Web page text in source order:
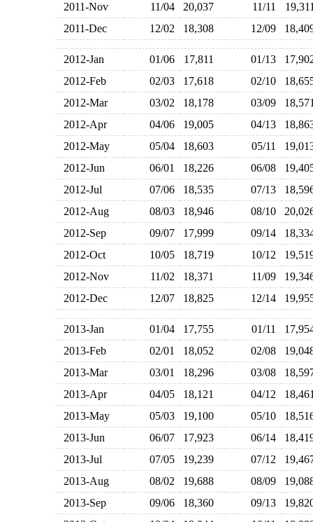
2011-Nov
11/04 20,037 11/11
2011-Dec
12/02 18,308 12/09
2012-Jan 01/06 17,811 01/13
2012-Feb
02/03 17,618 02/10
2012-Mar
03/02 18,178 03/09
2012-Apr
04/06 19,005 04/13
2012-May
05/04 18,603 05/11
2012-Jun
06/01 18,226 06/08
2012-Jul
07/06 18,535 07/13
2012-Aug
08/03 18,946 08/10
2012-Sep
09/07 17,999 09/14
2012-Oct
10/05 18,719 10/12
2012-Nov
11/02 18,371 11/09
2012-Dec
12/07 18,825 12/14
2013-Jan 01/04 17,755 01/11
2013-Feb
02/01 18,052 02/08
2013-Mar
03/01 18,296 03/08
2013-Apr
04/05 18,121 04/12
2013-May
05/03 19,100 05/10
2013-Jun
06/07 17,923 06/14
2013-Jul
07/05 19,239 07/12
2013-Aug
08/02 19,688 08/09
2013-Sep
09/06 18,360 09/13